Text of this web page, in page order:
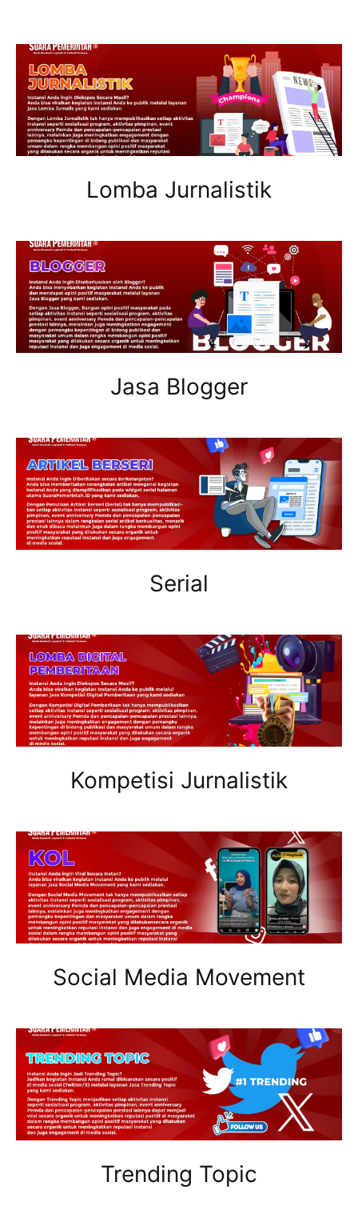
Lomba Jurnalistik
Jasa Blogger
Serial
Kompetisi Jurnalistik
Social Media Movement
Trending Topic